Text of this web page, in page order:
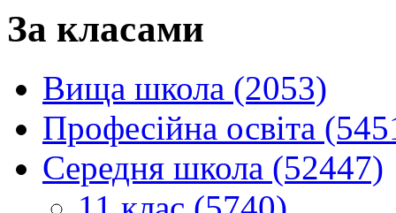
За класами
Вища школа (2053)
Професійна освіта
Середня школа (52447)